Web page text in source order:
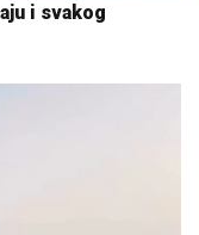
i svakog